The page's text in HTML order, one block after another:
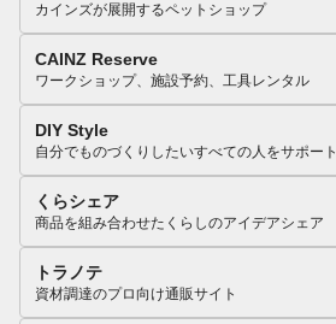
カインズが展開するペットショップ
CAINZ Reserve
ワークショップ、施設予約、工具レンタル
DIY Style
自分でものづくりしたいすべての人をサポート
くらシェア
商品を組み合わせたくらしのアイデアシェア
トラノテ
資材調達のプロ向け通販サイト